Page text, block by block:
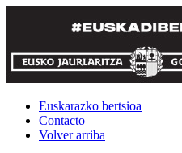
Euskarazko bertsioa
Contacto
Volver arriba